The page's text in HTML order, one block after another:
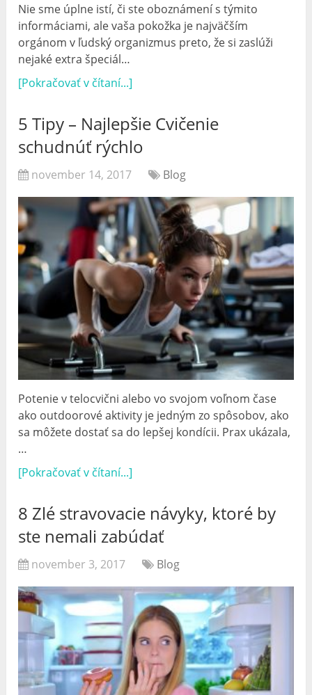
Nie sme úplne istí, či ste oboznámení s týmito
informáciami, ale vaša pokožka je najväčším
orgánom v ľudský organizmus preto, že si zaslúži
nejaké extra špeciál…
[Pokračovať v čítaní...]
5 Tipy – Najlepšie Cvičenie
schudnúť rýchlo
november 14, 2017 Blog
Potenie v telocvični alebo vo svojom voľnom čase
ako outdoorové aktivity je jedným zo spôsobov, ako
sa môžete dostať sa do lepšej kondícii. Prax ukázala,
…
[Pokračovať v čítaní...]
8 Zlé stravovacie návyky, ktoré by
ste nemali zabúdať
november 3, 2017 Blog